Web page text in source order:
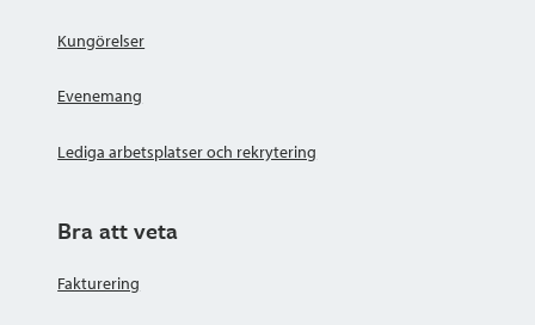
Kungörelser
Evenemang
Lediga arbetsplatser och rekrytering
Bra att veta
Fakturering